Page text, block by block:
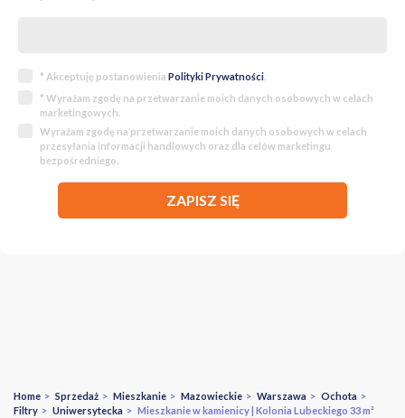
* Akceptuję postanowienia Polityki Prywatności.
* Wyrażam zgodę na przetwarzanie moich danych osobowych w celach
marketingowych.
Wyrażam zgodę na przetwarzanie moich danych osobowych w celach
przesyłania informacji handlowych oraz dla celów marketingu
bezpośredniego.
ZAPISZ SIĘ
Home > Sprzedaż > Mieszkanie > Mazowieckie > Warszawa > Ochota >
Filtry > Uniwersytecka > Mieszkanie w kamienicy | Kolonia Lubeckiego 33 m²